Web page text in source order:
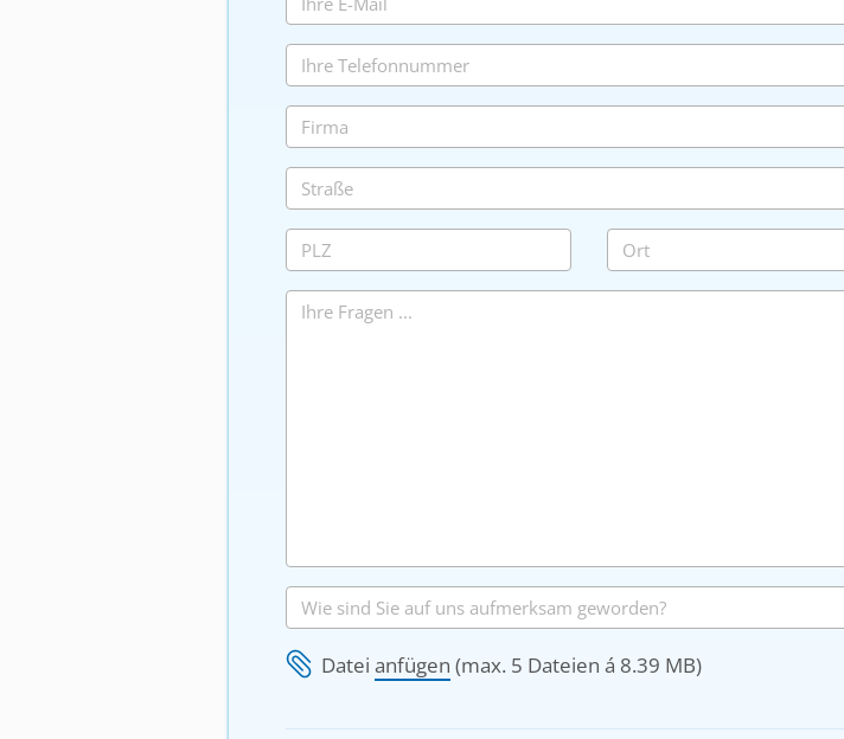
Datei anfügen (max. 5 Dateien á 8.39 MB)